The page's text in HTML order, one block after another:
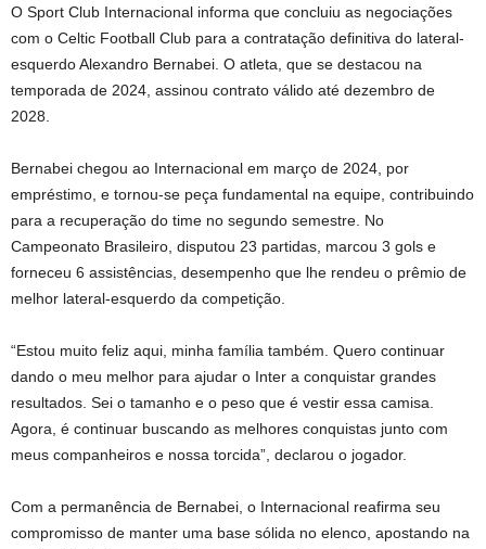
O Sport Club Internacional informa que concluiu as negociações
com o Celtic Football Club para a contratação definitiva do lateral-
esquerdo Alexandro Bernabei. O atleta, que se destacou na
temporada de 2024, assinou contrato válido até dezembro de
2028.
Bernabei chegou ao Internacional em março de 2024, por
empréstimo, e tornou-se peça fundamental na equipe, contribuindo
para a recuperação do time no segundo semestre. No
Campeonato Brasileiro, disputou 23 partidas, marcou 3 gols e
forneceu 6 assistências, desempenho que lhe rendeu o prêmio de
melhor lateral-esquerdo da competição.
“Estou muito feliz aqui, minha família também. Quero continuar
dando o meu melhor para ajudar o Inter a conquistar grandes
resultados. Sei o tamanho e o peso que é vestir essa camisa.
Agora, é continuar buscando as melhores conquistas junto com
meus companheiros e nossa torcida”, declarou o jogador.
Com a permanência de Bernabei, o Internacional reafirma seu
compromisso de manter uma base sólida no elenco, apostando na